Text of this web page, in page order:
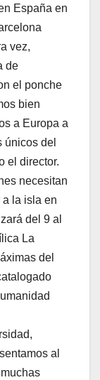
España en
vez,
de
el ponche
bien
a Europa a
únicos del
el director.
necesitan
a la isla en
del 9 al
La
del
al